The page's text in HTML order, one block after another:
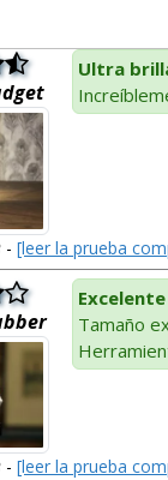
Ultra
- [leer la prueba
Tamaño
- [leer la prueba